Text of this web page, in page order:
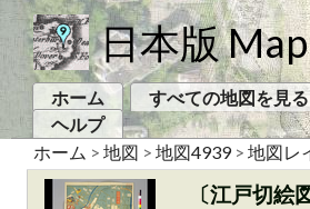
日本版
ホーム すべての地図を見る
ヘルプ
ホーム > 地図 > 地図4939> 地図レ
〔江戸切絵